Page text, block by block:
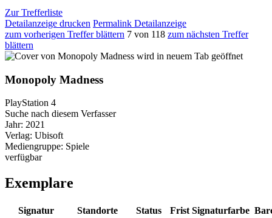
Zur Trefferliste
Detailanzeige drucken Permalink Detailanzeige
zum vorherigen Treffer blättern 7 von 118 zum nächsten Treffer
blättern
wird in neuem Tab geöffnet
Monopoly Madness
PlayStation 4
Suche nach diesem Verfasser
Jahr: 2021
Verlag: Ubisoft
Mediengruppe: Spiele
verfügbar
Exemplare
Signatur Standorte Status Frist Signaturfarbe